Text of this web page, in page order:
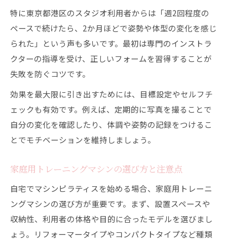
特に東京都港区のスタジオ利用者からは「週2回程度の
ペースで続けたら、2か月ほどで姿勢や体型の変化を感じ
られた」という声も多いです。最初は専門のインストラ
クターの指導を受け、正しいフォームを習得することが
失敗を防ぐコツです。
効果を最大限に引き出すためには、目標設定やセルフチ
ェックも有効です。例えば、定期的に写真を撮ることで
自分の変化を確認したり、体調や姿勢の記録をつけるこ
とでモチベーションを維持しましょう。
家庭用トレーニングマシンの選び方と注意点
自宅でマシンピラティスを始める場合、家庭用トレーニ
ングマシンの選び方が重要です。まず、設置スペースや
収納性、利用者の体格や目的に合ったモデルを選びまし
ょう。リフォーマータイプやコンパクトタイプなど種類